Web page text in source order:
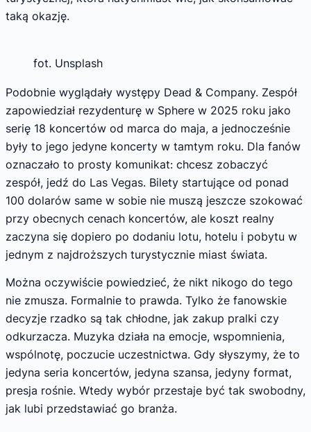
taką okazję.
fot. Unsplash
Podobnie wyglądały występy Dead & Company. Zespół
zapowiedział rezydenturę w Sphere w 2025 roku jako
serię 18 koncertów od marca do maja, a jednocześnie
były to jego jedyne koncerty w tamtym roku. Dla fanów
oznaczało to prosty komunikat: chcesz zobaczyć
zespół, jedź do Las Vegas. Bilety startujące od ponad
100 dolarów same w sobie nie muszą jeszcze szokować
przy obecnych cenach koncertów, ale koszt realny
zaczyna się dopiero po dodaniu lotu, hotelu i pobytu w
jednym z najdroższych turystycznie miast świata.
Można oczywiście powiedzieć, że nikt nikogo do tego
nie zmusza. Formalnie to prawda. Tylko że fanowskie
decyzje rzadko są tak chłodne, jak zakup pralki czy
odkurzacza. Muzyka działa na emocje, wspomnienia,
wspólnotę, poczucie uczestnictwa. Gdy słyszymy, że to
jedyna seria koncertów, jedyna szansa, jedyny format,
presja rośnie. Wtedy wybór przestaje być tak swobodny,
jak lubi przedstawiać go branża.